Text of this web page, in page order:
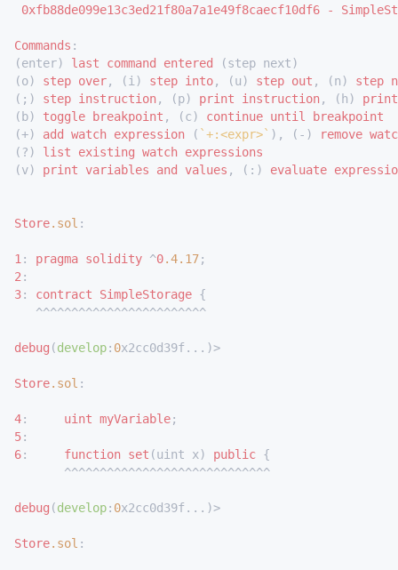
0xfb88de099e13c3ed21f80a7a1e49f8caecf10df6
-
Commands :
(enter) last command entered
(step next)
(o) step over, (i) step into, (u) step out , (n) step
(;) step instruction, (p) print instruction, (h) print
(b) toggle breakpoint , (c) continue until
breakpoint
(+) add watch expression ( `+:<expr>` ), (-) remove
(?) list existing watch expressions
(v) print variables and values , (:) evaluate
Store.sol :
1 : pragma solidity ^0.4.17
2
3: contract SimpleStorage {
   ^^^^^^^^^^^^^^^^^^^^^^^^
debug (develop: 0x2cc0d39f...)>
Store.sol :
4: uint myVariable
5
6: function set (uint x) public {
       ^^^^^^^^^^^^^^^^^^^^^^^^^^^^^
debug (develop: 0x2cc0d39f...)>
Store.sol :